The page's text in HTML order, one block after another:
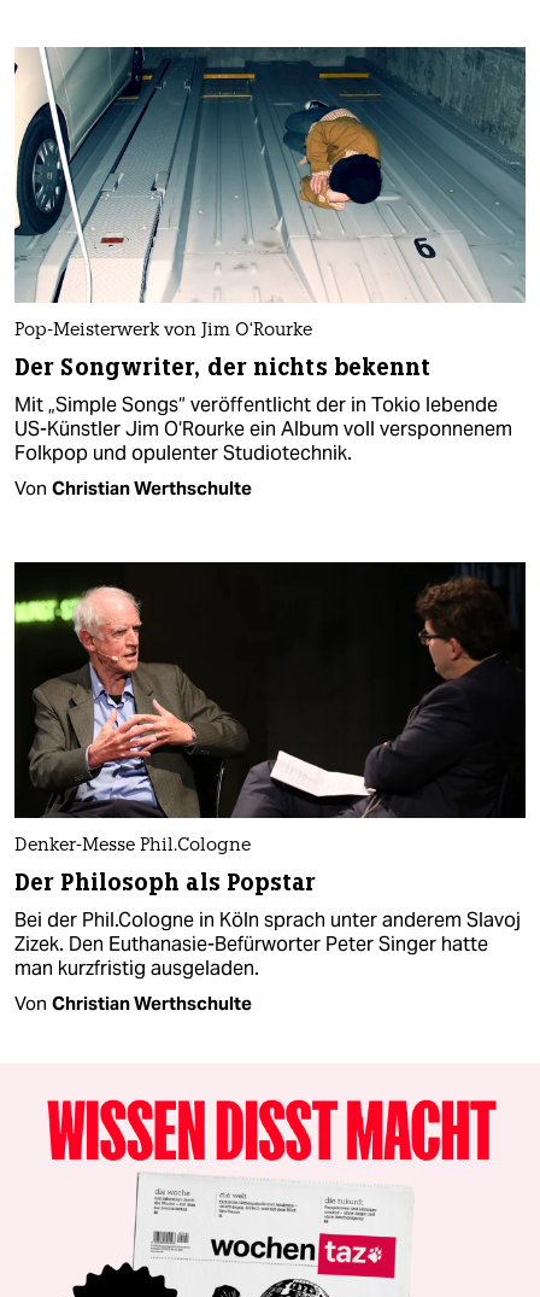
Pop-Meisterwerk von Jim O‘Rourke
Der Songwriter, der nichts bekennt
Mit „Simple Songs“ veröffentlicht der in Tokio lebende
US-Künstler Jim O‘Rourke ein Album voll versponnenem
Folkpop und opulenter Studiotechnik.
Von Christian Werthschulte
Denker-Messe Phil.Cologne
Der Philosoph als Popstar
Bei der Phil.Cologne in Köln sprach unter anderem Slavoj
Zizek. Den Euthanasie-Befürworter Peter Singer hatte
man kurzfristig ausgeladen.
Von Christian Werthschulte